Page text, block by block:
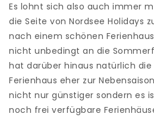
Es lohnt sich also auch immer
die Seite von Nordsee Holidays
nach einem schönen
nicht unbedingt an die
hat darüber hinaus natürlich
Ferienhaus eher zur
nicht nur günstiger sondern es
noch frei verfügbare